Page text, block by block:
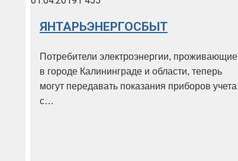
ЯНТАРЬЭНЕРГОСБЫТ
Потребители электроэнергии, проживающие
в городе Калининграде и области, теперь
могут передавать показания приборов учета
с…